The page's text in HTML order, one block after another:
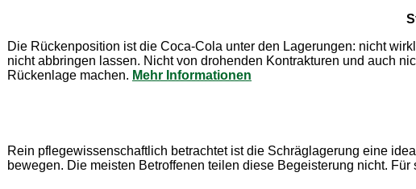
Die Rückenposition ist die Coca-Cola unter den Lagerungen: nicht
nicht abbringen lassen. Nicht von drohenden Kontrakturen und auch
Rückenlage machen. Mehr Informationen
Rein pflegewissenschaftlich betrachtet ist die Schräglagerung eine
bewegen. Die meisten Betroffenen teilen diese Begeisterung nicht.